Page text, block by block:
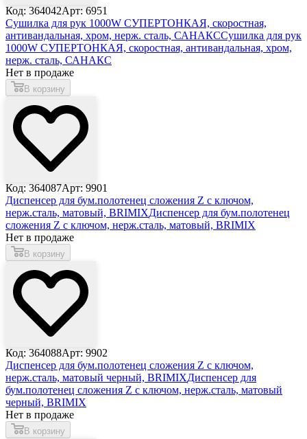
Код: 364042Арт: 6951
Сушилка для рук 1000W СУПЕРТОНКАЯ, скоростная,
антивандальная, хром, нерж. сталь, САНАКССушилка для рук
1000W СУПЕРТОНКАЯ, скоростная, антивандальная, хром,
нерж. сталь, САНАКС
Нет в продаже
В корзину
Код: 364087Арт: 9901
Диспенсер для бум.полотенец сложения Z с ключом,
нерж.сталь, матовый, BRIMIXДиспенсер для бум.полотенец
сложения Z с ключом, нерж.сталь, матовый, BRIMIX
Нет в продаже
В корзину
Код: 364088Арт: 9902
Диспенсер для бум.полотенец сложения Z с ключом,
нерж.сталь, матовый черный, BRIMIXДиспенсер для
бум.полотенец сложения Z с ключом, нерж.сталь, матовый
черный, BRIMIX
Нет в продаже
В корзину